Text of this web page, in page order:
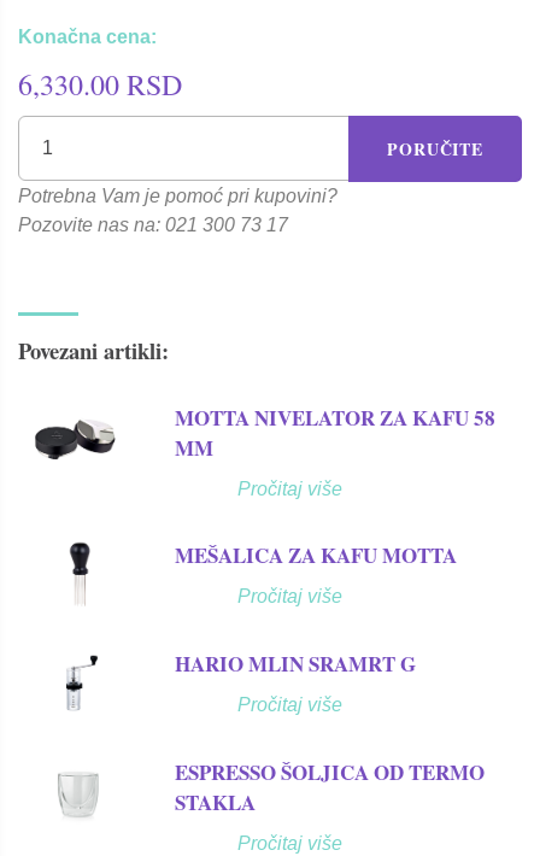
Konačna cena:
6,330.00 RSD
PORUČITE
Potrebna Vam je pomoć pri kupovini?
Pozovite nas na: 021 300 73 17
Povezani artikli:
MOTTA NIVELATOR ZA KAFU 58
MM
Pročitaj više
MEŠALICA ZA KAFU MOTTA
Pročitaj više
HARIO MLIN SRAMRT G
Pročitaj više
ESPRESSO ŠOLJICA OD TERMO
STAKLA
Pročitaj više